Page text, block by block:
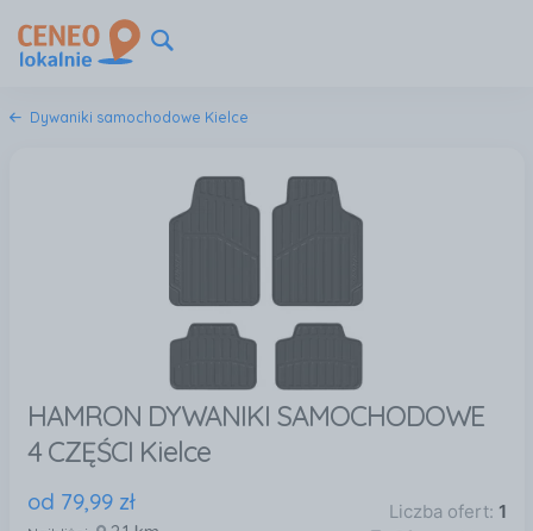
Dywaniki samochodowe Kielce
HAMRON DYWANIKI SAMOCHODOWE
4 CZĘŚCI Kielce
od 79,99 zł Liczba ofert: 1